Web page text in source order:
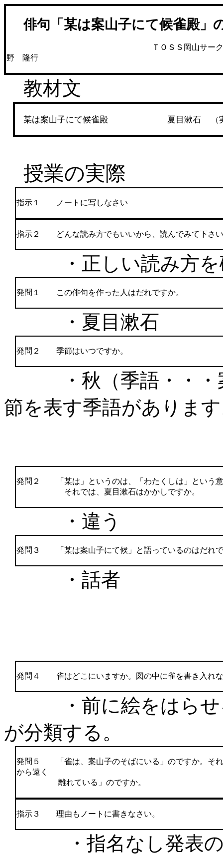
俳句「某は案山子にて候雀殿」
ＴＯＳＳ岡山サークルＭ
野 隆行
教材文
某は案山子にて候雀殿 夏目漱石 （
授業の実際
指示１ ノートに写しなさい
指示２ どんな読み方でもいいから、読んでみて下さ
・正しい読み方を
発問１ この俳句を作った人はだれですか。
・夏目漱石
発問２ 季節はいつですか。
・秋（季語・・
節を表す季語がありま
発問２ 「某は」というのは、「わたくしは」という
それでは、夏目漱石はかかしですか。
・違う
発問３ 「某は案山子にて候」と語っているのはだれ
・話者
発問４ 雀はどこにいますか。図の中に雀を書き入れ
・前に絵をはらせる
が分類する。
発問５ 「雀は、案山子のそばにいる」のですか。そ
から遠く
離れている」のですか。
指示３ 理由もノートに書きなさい。
・指名なし発表の